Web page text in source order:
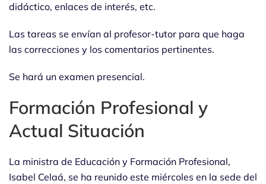
didáctico, enlaces de interés, etc.
Las tareas se envían al profesor-tutor para que haga
las correcciones y los comentarios pertinentes.
Se hará un examen presencial.
Formación Profesional y
Actual Situación
La ministra de Educación y Formación Profesional,
Isabel Celaá, se ha reunido este miércoles en la sede del